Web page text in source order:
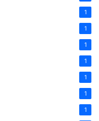
1
1
1
1
1
1
1